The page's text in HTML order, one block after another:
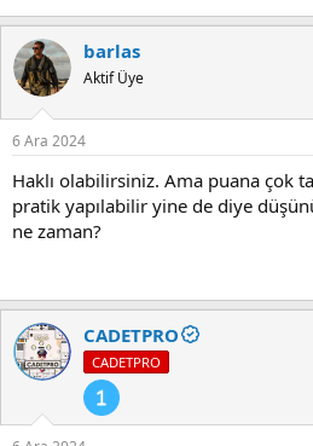
barlas
Aktif Üye
6 Ara 2024
Haklı olabilirsiniz. Ama puana çok
pratik yapılabilir yine de diye
ne zaman?
CADETPRO
CADETPRO